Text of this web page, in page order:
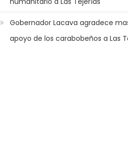
Gobernador Lacava agradece
apoyo de los carabobeños a Las